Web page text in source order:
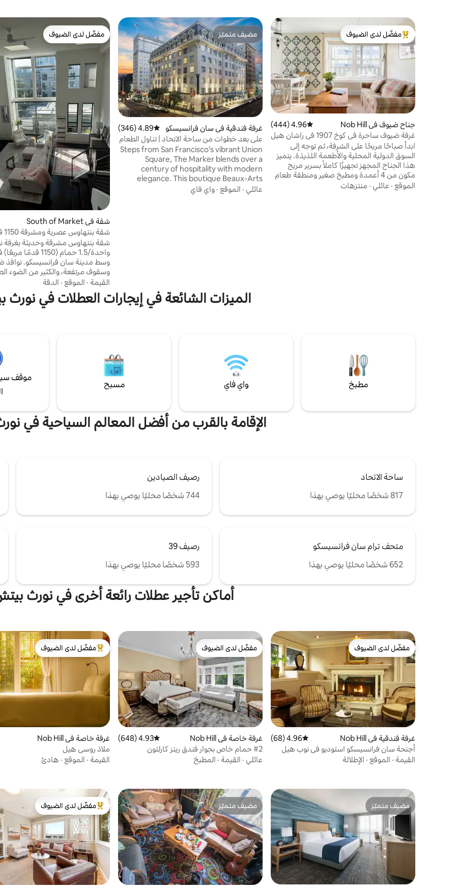
من أبرز البيوت المفضّلة لدى الضيوف
مفضّل لدى الضيوف
جناح ضيوف في Nob Hill متوسط التقييم 4.96 من 5، 444 مراجعات
4.96 (444)
غرفة ضيوف ساحرة في كوخ 1907 في راشان هيل
ابدأ صباحًا مريحًا على الشرفة، ثم توجه إلى
السوق الدولية المحلية والأطعمة اللذيذة. يتميز
هذا الجناح المجهز تجهيزًا كاملاً بسرير مريح
مكون من 4 أعمدة ومطبخ صغير ومنطقة طعام
ساحرة. إنها كل وسائل الراحة المنزلية مع أجواء
النصية. في الوقت الحالي، لا يوجد تفاعل شخصي
يقع البيت في حي انتقائي مع سكان من جميع
والمتاجر العرقية. يقع على مسافة قريبة سيرًا على
الموقع · عائلي · منتزهات
مضيف متميّز
مضيف متميّز
غرفة فندقية في سان فرانسيسكو متوسط التقييم 4.89 من 5، 346 مراجعات
4.89 (346)
على بعد خطوات من ساحة الاتحاد | تناول الطعام
في الموقع + صالة ألعاب رياضية
Steps from San Francisco’s vibrant Union
Square, The Marker blends over a
century of hospitality with modern
elegance. This boutique Beaux-Arts
hotel offers curated amenities like PATH
water bottles, FloWater stations, and a
عائلي · الموقع · واي فاي
مفضّل لدى الضيوف
مفضّل لدى الضيوف
شقة في South of Market
موقف سيارات
شقة بنتهاوس مشرقة وحديثة بغرفة
واحدة/1.5 حمام (1150
وسط مدينة سان فرانسيسكو. نوافذ
وسقوف مرتفعة، والكثير من الضوء
بوصة في غرفة النوم، وليالي مشاهدة
ومكتب منزلي. يمكنك المشي إلى
صعود الدرج للاستمتاع بالإطلالة
القيمة · الموقع · الدقة
الميزات الشائعة في إيجارات العطلات في نورث
مطبخ واي فاي مسبح
موقف
الإقامة بالقرب من أفضل المعالم السياحية في
ساحة الاتحاد
817 شخصًا محليًا يوصي بهذا
رصيف الصيادين
744 شخصًا محليًا يوصي بهذا
متحف ترام سان فرانسيسكو
652 شخصًا محليًا يوصي بهذا
رصيف 39
593 شخصًا محليًا يوصي بهذا
أماكن تأجير عطلات رائعة أخرى في نورث
مفضّل لدى الضيوف
مفضّل لدى الضيوف
غرفة فندقية في Nob Hill متوسط التقييم 4.96 من 5، 68 مراجعات
4.96 (68)
أجنحة سان فرانسيسكو استوديو في نوب هيل
القيمة · الموقع · الإطلالة
مفضّل لدى الضيوف
مفضّل لدى الضيوف
غرفة خاصة في Nob Hill متوسط التقييم 4.93 من 5، 648 مراجعات
4.93 (648)
#2 حمام خاص بجوار فندق ريتز كارلتون
عائلي · القيمة · المطبخ
من أبرز البيوت المفضّلة لدى الضيوف
مفضّل لدى الضيوف
غرفة خاصة في Nob Hill
ملاذ روسي هيل
القيمة · الموقع · هادئ
مضيف متميّز
مضيف متميّز
مضيف متميّز
مضيف متميّز
من أبرز البيوت المفضّلة لدى الضيوف
مفضّل لدى الضيوف